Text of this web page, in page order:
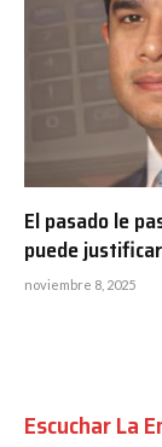
El pasado le
puede
noviembre 8, 2025
Escuchar La